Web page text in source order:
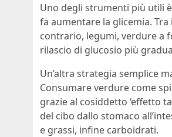
Uno degli strumenti più utili è
fa aumentare la glicemia.
contrario, legumi, verdure a
rilascio di glucosio più
Un’altra strategia semplice
Consumare verdure come
grazie al cosiddetto ‘effetto
del cibo dallo stomaco
e grassi, infine carboidrati.